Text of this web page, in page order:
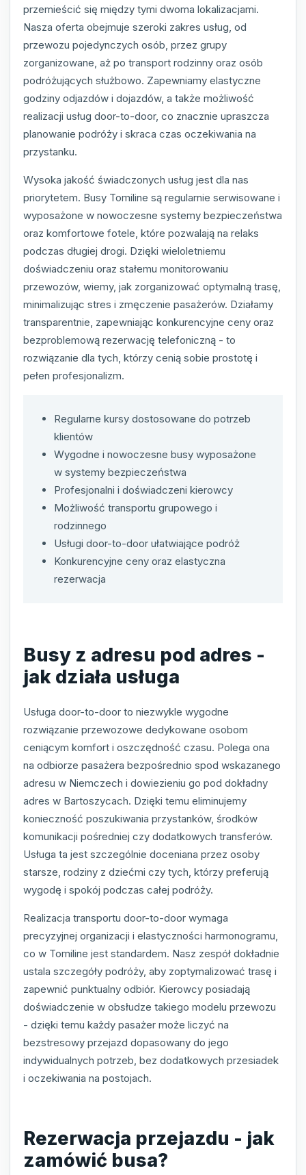
przemieścić się między tymi dwoma lokalizacjami.
Nasza oferta obejmuje szeroki zakres usług, od
przewozu pojedynczych osób, przez grupy
zorganizowane, aż po transport rodzinny oraz osób
podróżujących służbowo. Zapewniamy elastyczne
godziny odjazdów i dojazdów, a także możliwość
realizacji usług door-to-door, co znacznie upraszcza
planowanie podróży i skraca czas oczekiwania na
przystanku.
Wysoka jakość świadczonych usług jest dla nas
priorytetem. Busy Tomiline są regularnie serwisowane i
wyposażone w nowoczesne systemy bezpieczeństwa
oraz komfortowe fotele, które pozwalają na relaks
podczas długiej drogi. Dzięki wieloletniemu
doświadczeniu oraz stałemu monitorowaniu
przewozów, wiemy, jak zorganizować optymalną trasę,
minimalizując stres i zmęczenie pasażerów. Działamy
transparentnie, zapewniając konkurencyjne ceny oraz
bezproblemową rezerwację telefoniczną - to
rozwiązanie dla tych, którzy cenią sobie prostotę i
pełen profesjonalizm.
Regularne kursy dostosowane do potrzeb
klientów
Wygodne i nowoczesne busy wyposażone
w systemy bezpieczeństwa
Profesjonalni i doświadczeni kierowcy
Możliwość transportu grupowego i
rodzinnego
Usługi door-to-door ułatwiające podróż
Konkurencyjne ceny oraz elastyczna
rezerwacja
Busy z adresu pod adres -
jak działa usługa
Usługa door-to-door to niezwykle wygodne
rozwiązanie przewozowe dedykowane osobom
ceniącym komfort i oszczędność czasu. Polega ona
na odbiorze pasażera bezpośrednio spod wskazanego
adresu w Niemczech i dowiezieniu go pod dokładny
adres w Bartoszycach. Dzięki temu eliminujemy
konieczność poszukiwania przystanków, środków
komunikacji pośredniej czy dodatkowych transferów.
Usługa ta jest szczególnie doceniana przez osoby
starsze, rodziny z dziećmi czy tych, którzy preferują
wygodę i spokój podczas całej podróży.
Realizacja transportu door-to-door wymaga
precyzyjnej organizacji i elastyczności harmonogramu,
co w Tomiline jest standardem. Nasz zespół dokładnie
ustala szczegóły podróży, aby zoptymalizować trasę i
zapewnić punktualny odbiór. Kierowcy posiadają
doświadczenie w obsłudze takiego modelu przewozu
- dzięki temu każdy pasażer może liczyć na
bezstresowy przejazd dopasowany do jego
indywidualnych potrzeb, bez dodatkowych przesiadek
i oczekiwania na postojach.
Rezerwacja przejazdu - jak
zamówić busa?